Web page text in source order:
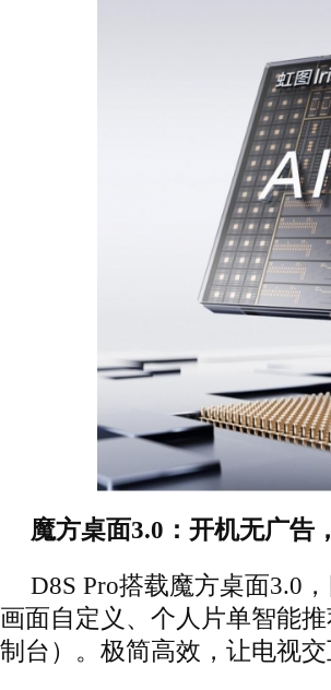
魔方桌面3.0：开机无广告
D8S Pro搭载魔方桌面3.0
画面自定义、个人片单智能
制台）。极简高效，让电视交